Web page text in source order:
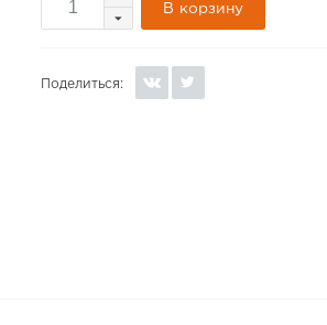
В корзину
Поделиться: